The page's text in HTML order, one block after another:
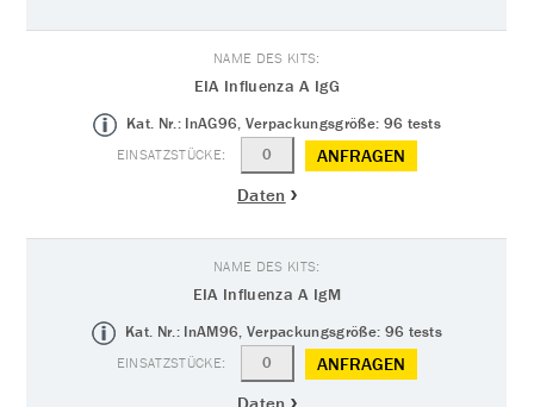
EIA Influenza A IgG
Kat. Nr.: InAG96, Verpackungsgröße: 96 tests
ANFRAGEN
Daten
EIA Influenza A IgM
Kat. Nr.: InAM96, Verpackungsgröße: 96 tests
ANFRAGEN